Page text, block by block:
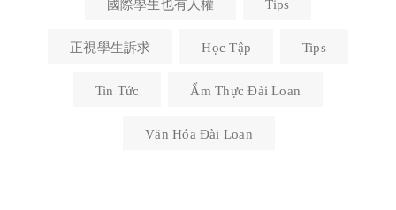
國際學生也有人權 Tips
正視學生訴求 Học Tập Tips
Tin Tức Ẩm Thực Đài Loan
Văn Hóa Đài Loan